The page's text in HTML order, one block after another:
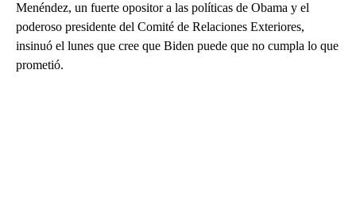
Menéndez, un fuerte opositor a las políticas de Obama y el
poderoso presidente del Comité de Relaciones Exteriores,
insinuó el lunes que cree que Biden puede que no cumpla lo que
prometió.